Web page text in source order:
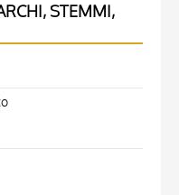
STEMMI,